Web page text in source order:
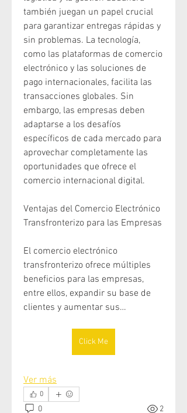
también juegan un papel crucial
para garantizar entregas rápidas y
sin problemas. La tecnología,
como las plataformas de comercio
electrónico y las soluciones de
pago internacionales, facilita las
transacciones globales. Sin
embargo, las empresas deben
adaptarse a los desafíos
específicos de cada mercado para
aprovechar completamente las
oportunidades que ofrece el
comercio internacional digital.
Ventajas del Comercio Electrónico
Transfronterizo para las Empresas
El comercio electrónico
transfronterizo ofrece múltiples
beneficios para las empresas,
entre ellos, expandir su base de
clientes y aumentar sus…
Click Me
Ver más
0
0 2